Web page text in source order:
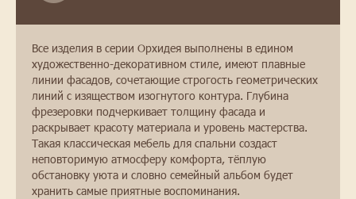
Все изделия в серии Орхидея выполнены в едином
художественно-декоративном стиле, имеют плавные
линии фасадов, сочетающие строгость геометрических
линий с изяществом изогнутого контура. Глубина
фрезеровки подчеркивает толщину фасада и
раскрывает красоту материала и уровень мастерства.
Такая классическая мебель для спальни создаст
неповторимую атмосферу комфорта, тёплую
обстановку уюта и словно семейный альбом будет
хранить самые приятные воспоминания.